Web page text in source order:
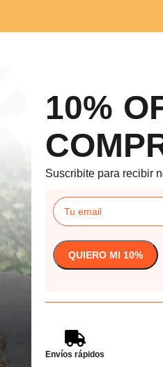
10%
Suscribite para recibir
Envíos rápidos